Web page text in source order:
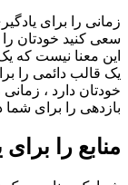
زمانی را برای
سعی کنید خودتان را
این معنا نیست که
یک قالب دائمی را
خودتان دارد ،
بازدهی را برای شما
منابع را برای